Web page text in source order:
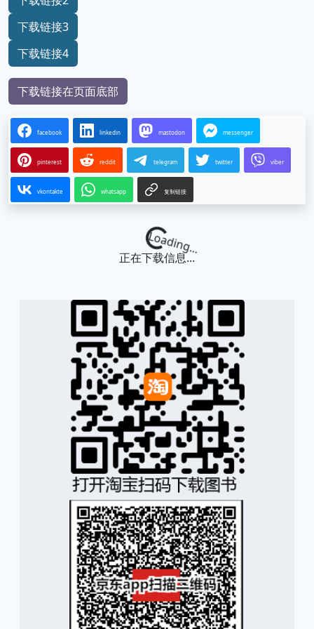
下载链接3
下载链接4
下载链接在页面底部
facebook linkedin mastodon messenger
pinterest reddit telegram twitter viber
vkontakte whatsapp 复制链接
Loading...
正在下载信息...